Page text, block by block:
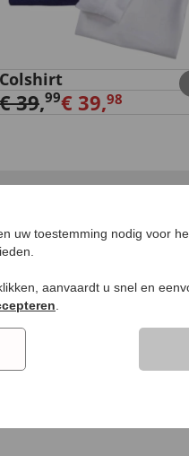
Colshirt
€ 39,99€ 39,98
ZEGGEN
>>
uw toestemming nodig voor
aanvaardt u snel en